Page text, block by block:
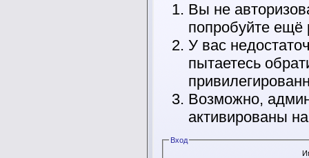
Вы не
попробуйте ещё
У вас
пытаетесь
Возможно,
активированы
Вход